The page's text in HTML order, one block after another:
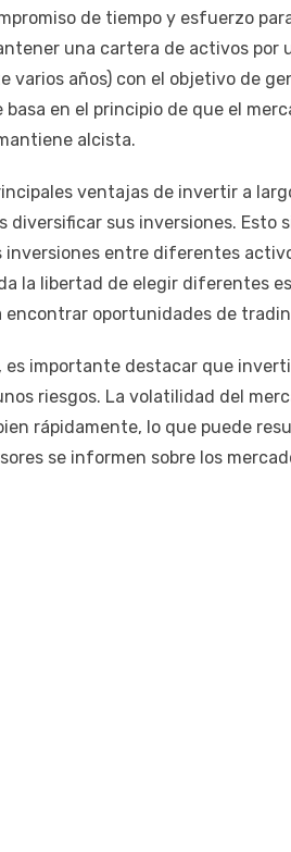
de tiempo y esfuerzo
una cartera de activos por
varios años) con el objetivo de
en el principio de que el
alcista.
ventajas de invertir a
diversificar sus inversiones. Esto
inversiones entre diferentes
la libertad de elegir diferentes
encontrar oportunidades de
es importante destacar que
riesgos. La volatilidad del
rápidamente, lo que puede
se informen sobre los